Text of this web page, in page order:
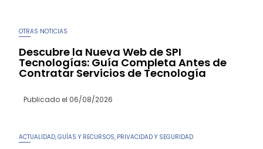
OTRAS NOTICIAS
Descubre la Nueva Web de SPI
Tecnologías: Guía Completa Antes de
Contratar Servicios de Tecnología
Publicado el 06/08/2026
ACTUALIDAD ,GUÍAS Y RECURSOS PRIVACIDAD Y SEGURIDAD